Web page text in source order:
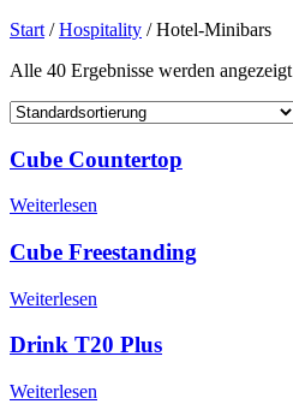
Start /Hospitality / Hotel-Minibars
Alle 40 Ergebnisse werden angezeigt
Cube Countertop
Weiterlesen
Cube Freestanding
Weiterlesen
Drink T20 Plus
Weiterlesen